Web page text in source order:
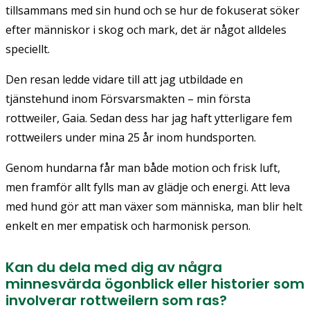
tillsammans med sin hund och se hur de fokuserat söker
efter människor i skog och mark, det är något alldeles
speciellt.
Den resan ledde vidare till att jag utbildade en
tjänstehund inom Försvarsmakten – min första
rottweiler, Gaia. Sedan dess har jag haft ytterligare fem
rottweilers under mina 25 år inom hundsporten.
Genom hundarna får man både motion och frisk luft,
men framför allt fylls man av glädje och energi. Att leva
med hund gör att man växer som människa, man blir helt
enkelt en mer empatisk och harmonisk person.
Kan du dela med dig av några
minnesvärda ögonblick eller historier som
involverar rottweilern som ras?